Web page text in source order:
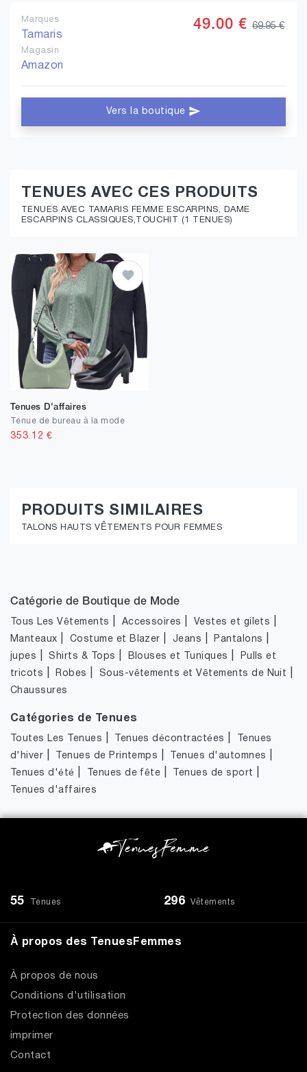
Marques
Tamaris
Magasin
Amazon
49.00 € 69.95 €
Vers la boutique
TENUES AVEC CES PRODUITS
TENUES AVEC TAMARIS FEMME ESCARPINS, DAME
ESCARPINS CLASSIQUES,TOUCHIT (1 TENUES)
Tenues D'affaires
Tenue de bureau à la mode
353.12 €
PRODUITS SIMILAIRES
TALONS HAUTS VÊTEMENTS POUR FEMMES
Catégorie de Boutique de Mode
Tous Les Vêtements Accessoires Vestes et gilets
Manteaux Costume et Blazer Jeans Pantalons
jupes |Shirts & Tops Blouses et Tuniques
Pulls et
tricots
Robes Sous-vêtements et Vêtements de Nuit
Chaussures
Catégories de Tenues
Toutes Les Tenues Tenues décontractées
Tenues
d'hiver
Tenues de Printemps Tenues d'automnes
Tenues d'été Tenues de fête Tenues de sport
Tenues d'affaires
55 Tenues 296 Vêtements
À propos des TenuesFemmes
À propos de nous
Conditions d'utilisation
Protection des données
imprimer
Contact